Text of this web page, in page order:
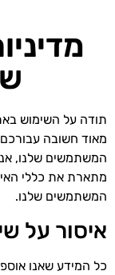
תודה על השימוש
מאוד חשובה
המשתמשים שלנו,
מתארת את כללי
המשתמשים שלנו.
איסור על
כל המידע שאנו